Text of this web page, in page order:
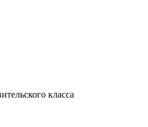
класса